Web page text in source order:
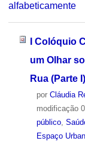
alfabeticamente
I Colóquio
um Olhar
Rua (Parte I)
por Cláudia
modificação
público,
Espaço